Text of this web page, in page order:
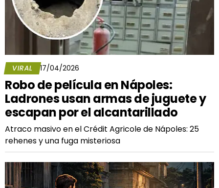
VIRAL 17/04/2026
Robo de película en Nápoles:
Ladrones usan armas de juguete y
escapan por el alcantarillado
Atraco masivo en el Crédit Agricole de Nápoles: 25
rehenes y una fuga misteriosa